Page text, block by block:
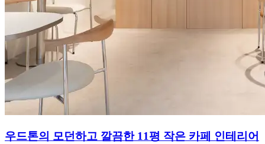
우드톤의 모던하고 깔끔한 11평 작은 카페 인테리어